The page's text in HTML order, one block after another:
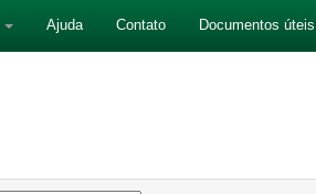
Ajuda Contato Documentos úteis